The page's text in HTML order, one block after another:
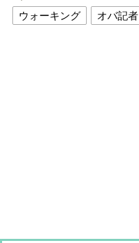
ウォーキング
オバ記者